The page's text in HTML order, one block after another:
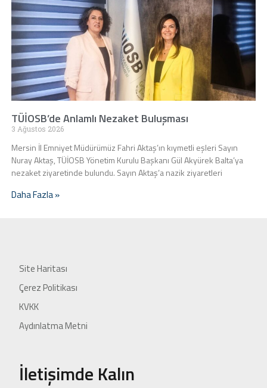
TÜİOSB’de Anlamlı Nezaket Buluşması
3 Ağustos 2026
Mersin İl Emniyet Müdürümüz Fahri Aktaş’ın kıymetli eşleri Sayın
Nuray Aktaş, TÜİOSB Yönetim Kurulu Başkanı Gül Akyürek Balta’ya
nezaket ziyaretinde bulundu. Sayın Aktaş’a nazik ziyaretleri
Daha Fazla »
Site Haritası
Çerez Politikası
KVKK
Aydınlatma Metni
İletişimde Kalın